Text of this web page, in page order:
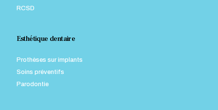
RCSD
Esthétique dentaire
Prothèses sur implants
Soins préventifs
Parodontie